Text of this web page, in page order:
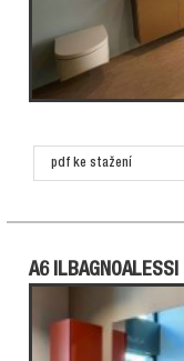
pdf ke stažení
A6 ILBAGNOALESSI